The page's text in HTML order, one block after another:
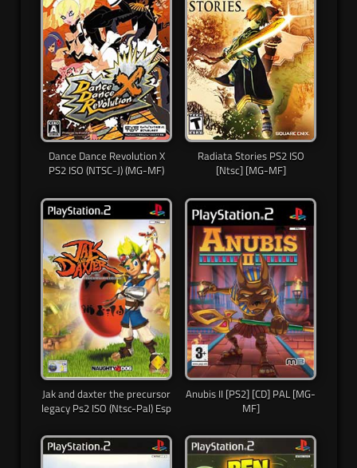
Dance Dance Revolution X
PS2 ISO (NTSC-J) (MG-MF)
Radiata Stories PS2 ISO
[Ntsc] [MG-MF]
Jak and daxter the precursor
legacy Ps2 ISO (Ntsc-Pal) Esp
Anubis II [PS2] [CD] PAL [MG-
MF]